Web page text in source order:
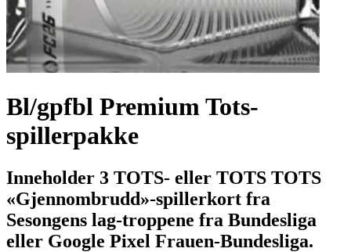
Bl/gpfbl Premium Tots-
spillerpakke
Inneholder 3 TOTS- eller TOTS TOTS
«Gjennombrudd»-spillerkort fra
Sesongens lag-troppene fra Bundesliga
eller Google Pixel Frauen-Bundesliga.